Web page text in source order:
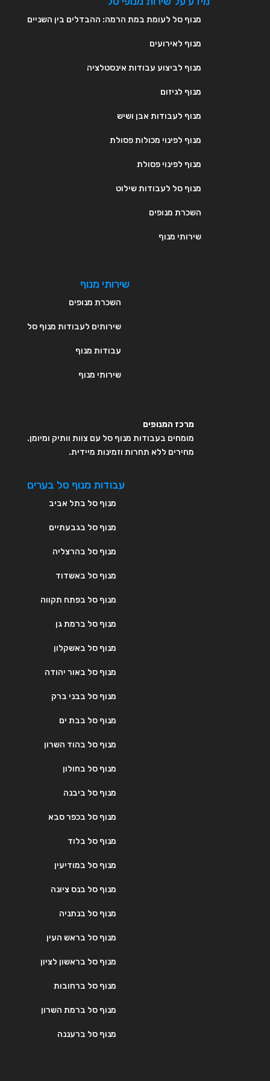
מנוף סל לעומת במת הרמה: ההבדלים בין השניים
מנוף לאירועים
מנוף לביצוע עבודות אינסטלציה
מנוף לגיזום
מנוף לעבודות אבן ושיש
מנוף לפינוי מכולות פסולת
מנוף לפינוי פסולת
מנוף סל לעבודות שילוט
השכרת מנופים
שירותי מנוף
שירותי מנוף
השכרת מנופים
שירותים לעבודות מנוף סל
עבודות מנוף
שירותי מנוף
מרכז המנופים
מומחים בעבודות מנוף סל עם צוות וותיק ומיומן.
מחירים ללא תחרות וזמינות מיידית.
עבודות מנוף סל בערים
מנוף סל בתל אביב
מנוף סל בגבעתיים
מנוף סל בהרצליה
מנוף סל באשדוד
מנוף סל בפתח תקווה
מנוף סל ברמת גן
מנוף סל באשקלון
מנוף סל באור יהודה
מנוף סל בבני ברק
מנוף סל בבת ים
מנוף סל בהוד השרון
מנוף סל בחולון
מנוף סל ביבנה
מנוף סל בכפר סבא
מנוף סל בלוד
מנוף סל במודיעין
מנוף סל בנס ציונה
מנוף סל בנתניה
מנוף סל בראש העין
מנוף סל בראשון לציון
מנוף סל ברחובות
מנוף סל ברמת השרון
מנוף סל ברעננה